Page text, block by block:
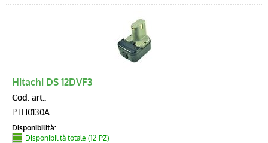
Hitachi DS 12DVF3
Cod. art.:
PTH0130A
Disponibilità:
Disponibilità totale (12 PZ)